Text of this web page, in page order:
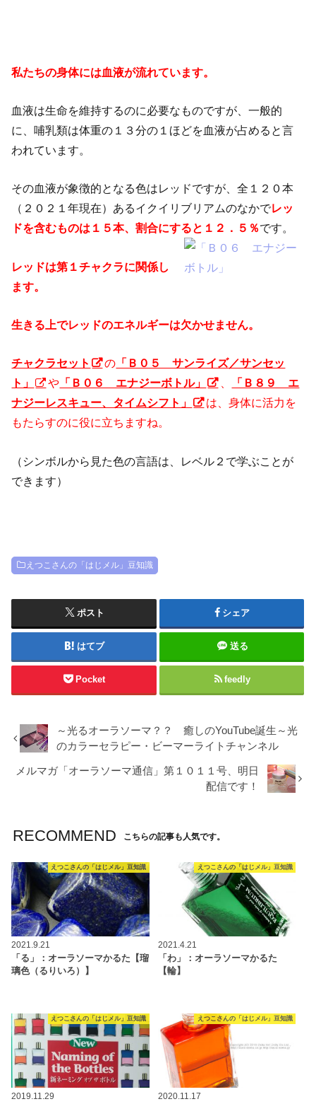
私たちの身体には血液が流れています。
血液は生命を維持するのに必要なものですが、一般的
に、哺乳類は体重の１３分の１ほどを血液が占めると言
われています。
その血液が象徴的となる色はレッドですが、全１２０本
（２０２１年現在）あるイクイリブリアムのなかでレッ
ドを含むものは１５本、割合にすると１２．５％です。
レッドは第１チャクラに関係し
ます。
生きる上でレッドのエネルギーは欠かせません。
チャクラセット の 「Ｂ０５ サンライズ／サンセッ
ト」
や 「Ｂ０６ エナジーボトル」
「Ｂ８９ エ
ナジーレスキュー、タイムシフト」
は、身体に活力を
もたらすのに役に立ちますね。
（シンボルから見た色の言語は、レベル２で学ぶことが
できます）
えつこさんの「はじメル」豆知識
ポスト シェア
はてブ 送る
Pocket feedly
～光るオーラソーマ？？ 癒しのYouTube誕生～光
のカラーセラピー・ビーマーライトチャンネル
メルマガ「オーラソーマ通信」第１０１１号、明日
配信です！
RECOMMEND こちらの記事も人気です。
えつこさんの「はじメル」豆知識
2021.9.21
「る」：オーラソーマかるた【瑠
璃色（るりいろ）】
えつこさんの「はじメル」豆知識
2021.4.21
「わ」：オーラソーマかるた
【輪】
えつこさんの「はじメル」豆知識
2019.11.29
えつこさんの「はじメル」豆知識
2020.11.17